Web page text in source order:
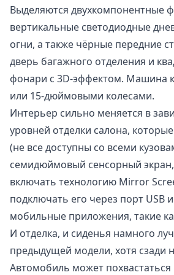
Выделяются двухкомпонентные
вертикальные светодиодные
огни, а также чёрные передние
дверь багажного отделения и
фонари с 3D-эффектом. Машина
или 15-дюймовыми колесами.
Интерьер сильно меняется в
уровней отделки салона,
(не все доступны со всеми
семидюймовый сенсорный
включать технологию Mirror
подключать его через порт USB
мобильные приложения, такие
И отделка, и сиденья намного
предыдущей модели, хотя сзади
Автомобиль может